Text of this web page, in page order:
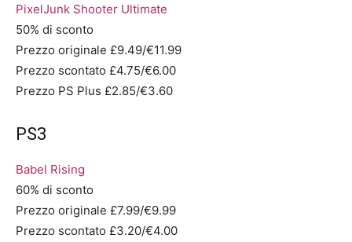
PixelJunk Shooter Ultimate
50% di sconto
Prezzo originale £9.49/€11.99
Prezzo scontato £4.75/€6.00
Prezzo PS Plus £2.85/€3.60
PS3
Babel Rising
60% di sconto
Prezzo originale £7.99/€9.99
Prezzo scontato £3.20/€4.00